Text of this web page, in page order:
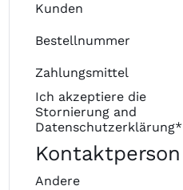
Kunden
Bestellnummer
Zahlungsmittel
Ich akzeptiere die
Stornierung and
Datenschutzerklärung*
Kontaktperson
Andere